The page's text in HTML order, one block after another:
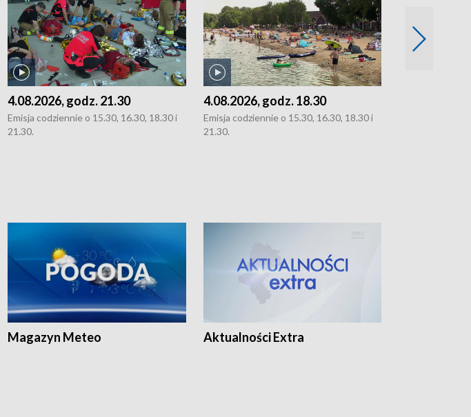
4.08.2026, godz. 21.30
Emisja codziennie o 15.30, 16.30, 18.30 i
21.30.
4.08.2026, godz. 18.30
Emisja codziennie o 15.30, 16.30, 18.30 i
21.30.
Magazyn Meteo Aktualności Extra